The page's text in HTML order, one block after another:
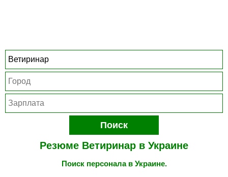
Поиск
Резюме Ветиринар в Украине
Поиск персонала в Украине.